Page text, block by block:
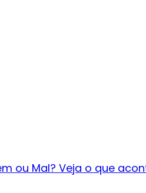
ou Mal? Veja o que